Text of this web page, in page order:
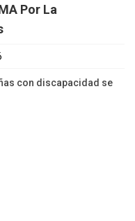
Por La
con discapacidad se